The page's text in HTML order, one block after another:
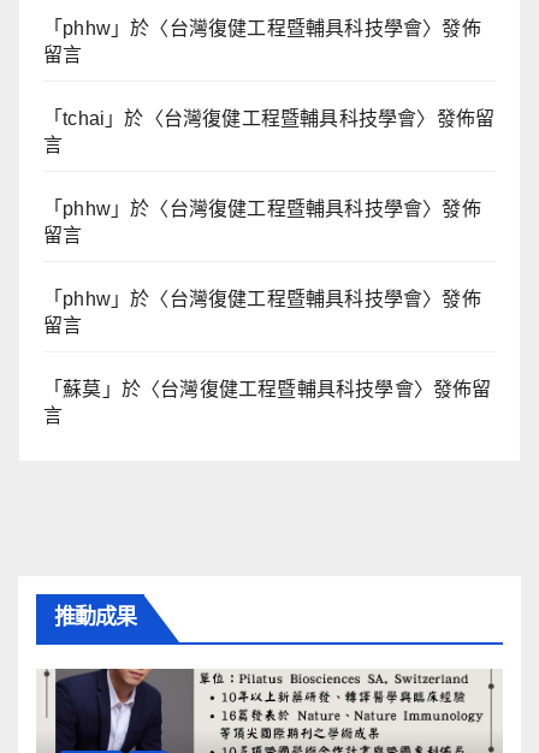
「 phhw 」於〈台灣復健工程暨輔具科技學會〉發佈
留言
「tchai 」於〈台灣復健工程暨輔具科技學會〉發佈留
言
「 phhw 」於〈台灣復健工程暨輔具科技學會〉發佈
留言
「 phhw 」於〈台灣復健工程暨輔具科技學會〉發佈
留言
「蘇莫 」於〈台灣復健工程暨輔具科技學會〉發佈留
言
推動成果